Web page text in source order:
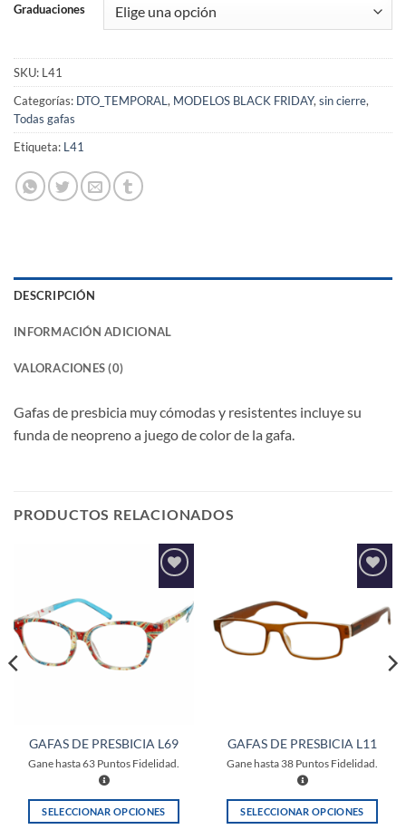
Graduaciones
SKU: L41
Categorías: DTO_TEMPORAL , MODELOS BLACK FRIDAY, sin cierre,
Todas gafas
Etiqueta: L41
DESCRIPCIÓN
INFORMACIÓN ADICIONAL
VALORACIONES (0)
Gafas de presbicia muy cómodas y resistentes incluye su
funda de neopreno a juego de color de la gafa.
PRODUCTOS RELACIONADOS
Añadir
lista de
deseos
GAFAS DE PRESBICIA L69
Gane hasta63 Puntos Fidelidad.
SELECCIONAR OPCIONES
Añadir
lista de
deseos
GAFAS DE PRESBICIA L11
Gane hasta 38 Puntos Fidelidad.
SELECCIONAR OPCIONES